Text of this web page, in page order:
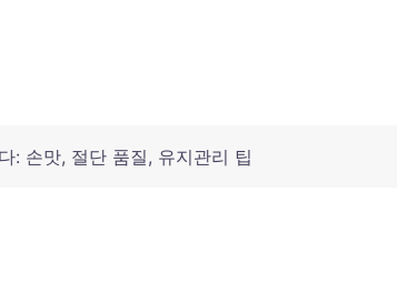
: 손맛, 절단 품질, 유지관리 팁